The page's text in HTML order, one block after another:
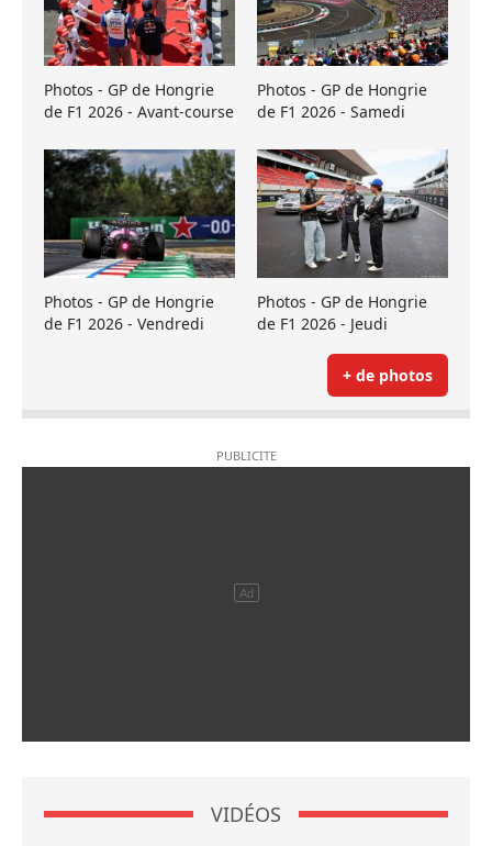
Photos - GP de Hongrie
de F1 2026 - Avant-course
Photos - GP de Hongrie
de F1 2026 - Samedi
Photos - GP de Hongrie
de F1 2026 - Vendredi
Photos - GP de Hongrie
de F1 2026 - Jeudi
+ de photos
VIDÉOS